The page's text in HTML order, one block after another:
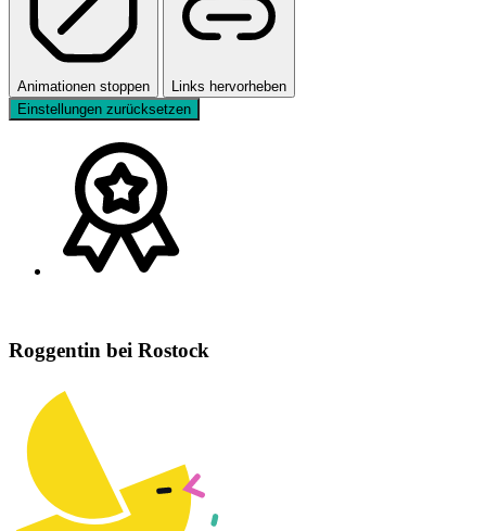
Animationen stoppen
Links hervorheben
Einstellungen zurücksetzen
Roggentin bei Rostock